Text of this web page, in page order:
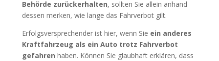
Behörde zurückerhalten, sollten Sie allein anhand
dessen merken, wie lange das Fahrverbot gilt.
Erfolgsversprechender ist hier, wenn Sie ein anderes
Kraftfahrzeug als ein Auto trotz Fahrverbot
gefahren haben. Können Sie glaubhaft erklären, dass